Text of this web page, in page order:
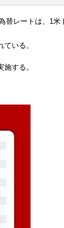
替レートは、1米
いる。
する。